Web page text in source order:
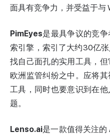
面具有竞争力，并受益于与
PimEyes是最具争议的竞
索引擎，索引了大约30亿
找自己面孔的实用工具，
欧洲监管纠纷之中。应将
工具，同时也要意识到在
题。
Lenso.ai是一款值得关注的